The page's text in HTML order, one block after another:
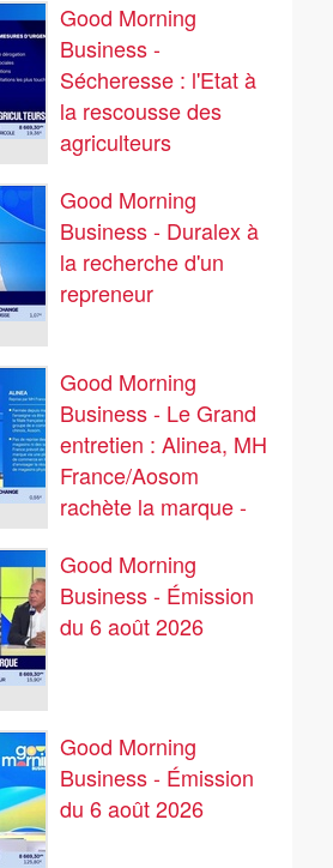
Good Morning
Business -
Sécheresse : l'Etat à
la rescousse des
agriculteurs
Good Morning
Business - Duralex à
la recherche d'un
repreneur
Good Morning
Business - Le Grand
entretien : Alinea, MH
France/Aosom
rachète la marque -
Good Morning
Business - Émission
du 6 août 2026
Good Morning
Business - Émission
du 6 août 2026